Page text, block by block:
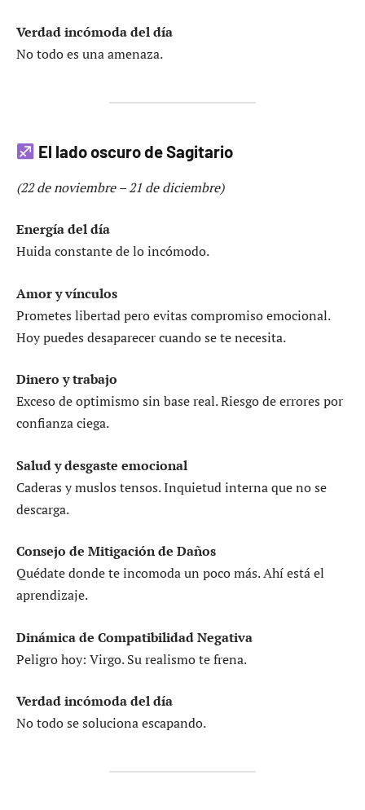
Verdad incómoda del día
No todo es una amenaza.
El lado oscuro de Sagitario
(22 de noviembre – 21 de diciembre)
Energía del día
Huida constante de lo incómodo.
Amor y vínculos
Prometes libertad pero evitas compromiso emocional.
Hoy puedes desaparecer cuando se te necesita.
Dinero y trabajo
Exceso de optimismo sin base real. Riesgo de errores por
confianza ciega.
Salud y desgaste emocional
Caderas y muslos tensos. Inquietud interna que no se
descarga.
Consejo de Mitigación de Daños
Quédate donde te incomoda un poco más. Ahí está el
aprendizaje.
Dinámica de Compatibilidad Negativa
Peligro hoy: Virgo. Su realismo te frena.
Verdad incómoda del día
No todo se soluciona escapando.